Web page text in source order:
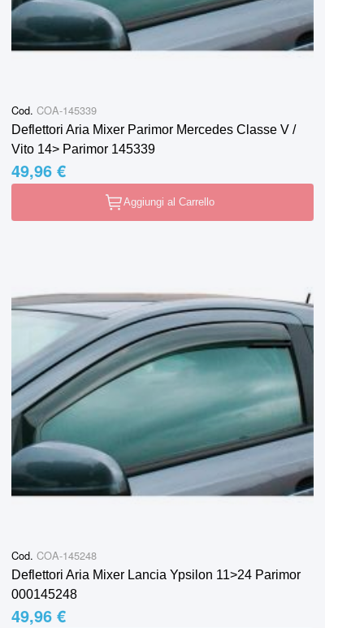
Cod. COA-145339
Deflettori Aria Mixer Parimor Mercedes Classe V /
Vito 14> Parimor 145339
49,96 €
Aggiungi al Carrello
Cod. COA-145248
Deflettori Aria Mixer Lancia Ypsilon 11>24 Parimor
000145248
49,96 €